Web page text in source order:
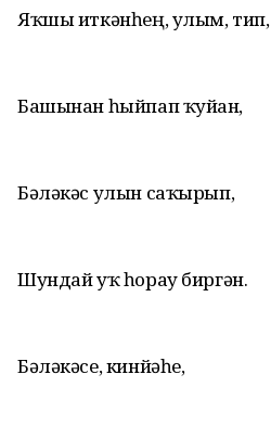
Яҡшы иткәнһең, улым, тип,
Башынан һыйпап ҡуйған,
Бәләкәс улын саҡырып,
Шундай уҡ һорау биргән.
Бәләкәсе, кинйәһе,